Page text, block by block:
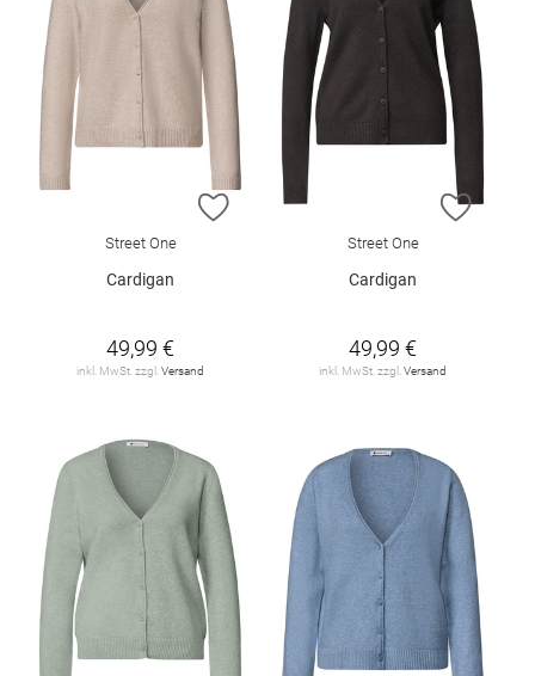
ZUR WUNSCHLISTE HINZUFÜGEN
Street One
Cardigan
49,99 €
inkl. MwSt. zzgl. Versand
ZUR
Street One
Cardigan
49,99 €
inkl. MwSt. zzgl. Versand